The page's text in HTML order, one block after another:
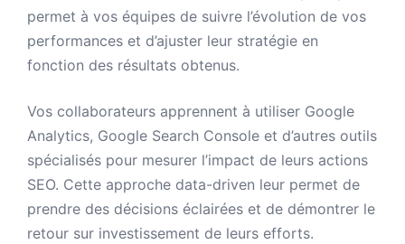
permet à vos équipes de suivre l’évolution de vos
performances et d’ajuster leur stratégie en
fonction des résultats obtenus.
Vos collaborateurs apprennent à utiliser Google
Analytics, Google Search Console et d’autres outils
spécialisés pour mesurer l’impact de leurs actions
SEO. Cette approche data-driven leur permet de
prendre des décisions éclairées et de démontrer le
retour sur investissement de leurs efforts.